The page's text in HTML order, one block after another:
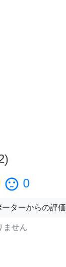
)
sentiment_dissatisfied 0
ーターからの評価
ません